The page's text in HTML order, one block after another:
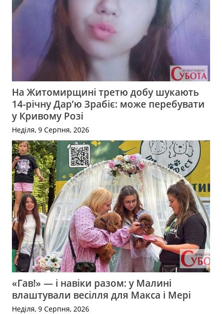
На Житомирщині третю добу шукають
14-річну Дар’ю Зрабіє: може перебувати
у Кривому Розі
Неділя, 9 Серпня, 2026
«Гав!» — і навіки разом: у Малині
влаштували весілля для Макса і Мері
Неділя, 9 Серпня, 2026